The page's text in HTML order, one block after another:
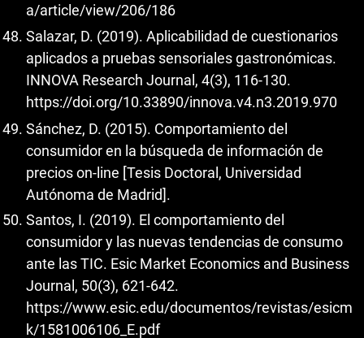
a/article/view/206/186
Salazar, D. (2019). Aplicabilidad de cuestionarios
aplicados a pruebas sensoriales gastronómicas.
INNOVA Research Journal, 4(3), 116-130.
https://doi.org/10.33890/innova.v4.n3.2019.970
Sánchez, D. (2015). Comportamiento del
consumidor en la búsqueda de información de
precios on-line [Tesis Doctoral, Universidad
Autónoma de Madrid].
Santos, I. (2019). El comportamiento del
consumidor y las nuevas tendencias de consumo
ante las TIC. Esic Market Economics and Business
Journal, 50(3), 621-642.
https://www.esic.edu/documentos/revistas/esicm
k/1581006106_E.pdf